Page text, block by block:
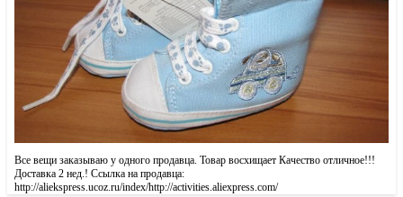
Все вещи заказываю у одного продавца. Товар восхищает Качество отличное!!!
Доставка 2 нед.! Ссылка на продавца:
http://aliekspress.ucoz.ru/index/http://activities.aliexpress.com/